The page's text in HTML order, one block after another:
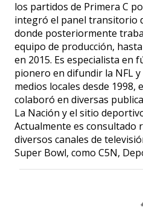
los partidos de Primera C
integró el panel transitorio
donde posteriormente
equipo de producción,
en 2015. Es especialista en
pionero en difundir la NFL
medios locales desde 1998,
colaboró en diversas
La Nación y el sitio
Actualmente es
diversos canales de
Super Bowl, como C5N,